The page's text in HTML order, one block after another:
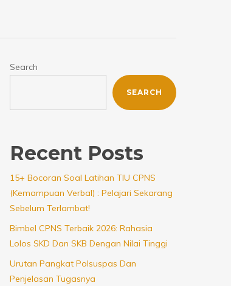
Search
SEARCH
Recent Posts
15+ Bocoran Soal Latihan TIU CPNS
(Kemampuan Verbal) : Pelajari Sekarang
Sebelum Terlambat!
Bimbel CPNS Terbaik 2026: Rahasia
Lolos SKD Dan SKB Dengan Nilai Tinggi
Urutan Pangkat Polsuspas Dan
Penjelasan Tugasnya